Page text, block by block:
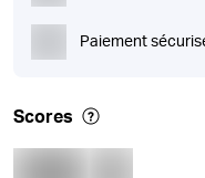
Paiement
Scores